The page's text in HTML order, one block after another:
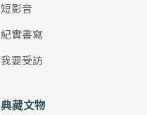
短影音
紀實書寫
我要受訪
典藏文物